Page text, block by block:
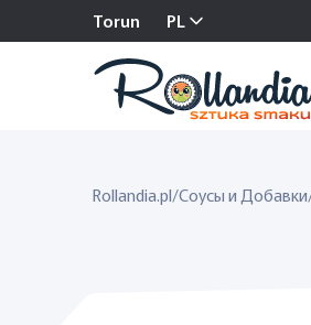
Torun PL
Rollandia.pl/Соусы и Добавки